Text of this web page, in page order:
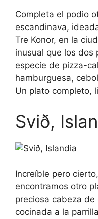
Completa el podio
escandinava,
Tre Konor, en la
inusual que los dos
especie de pizza-
hamburguesa,
Un plato completo,
Svið,
Increíble pero
encontramos otro
preciosa cabeza
cocinada a la